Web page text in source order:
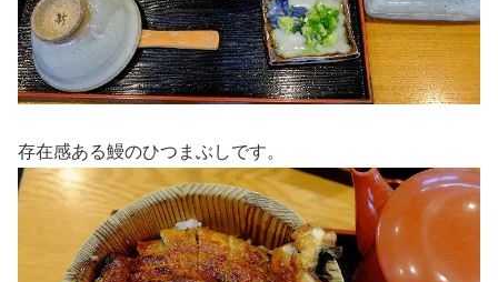
存在感ある鰻のひつまぶしです。